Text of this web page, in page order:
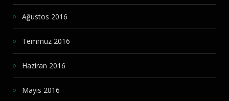
Ağustos 2016
Temmuz 2016
Haziran 2016
Mayıs 2016